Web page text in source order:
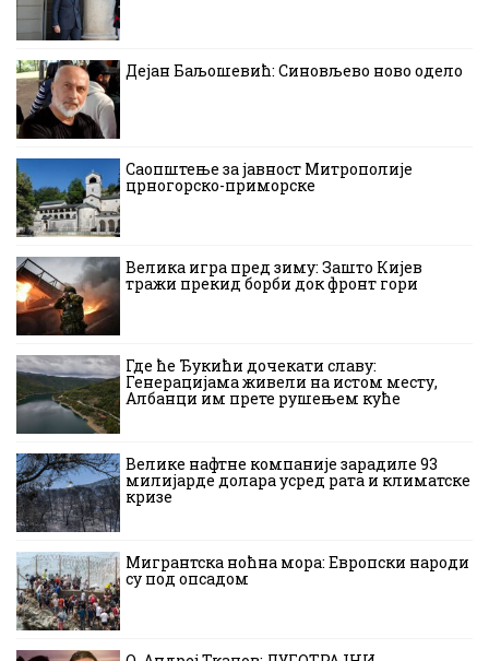
Дејан Баљошевић: Синовљево ново одело
Саопштење за јавност Митрополије
црногорско-приморске
Велика игра пред зиму: Зашто Кијев
тражи прекид борби док фронт гори
Где ће Ђукићи дочекати славу:
Генерацијама живели на истом месту,
Албанци им прете рушењем куће
Велике нафтне компаније зарадиле 93
милијарде долара усред рата и климатске
кризе
Мигрантска ноћна мора: Европски народи
су под опсадом